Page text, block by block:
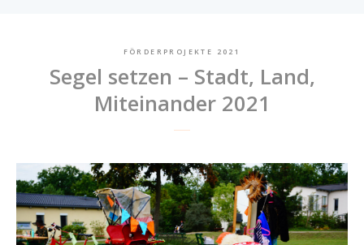
AKTUELLES
FÖRDERPROJEKTE 2021
Segel setzen – Stadt, Land,
Miteinander 2021